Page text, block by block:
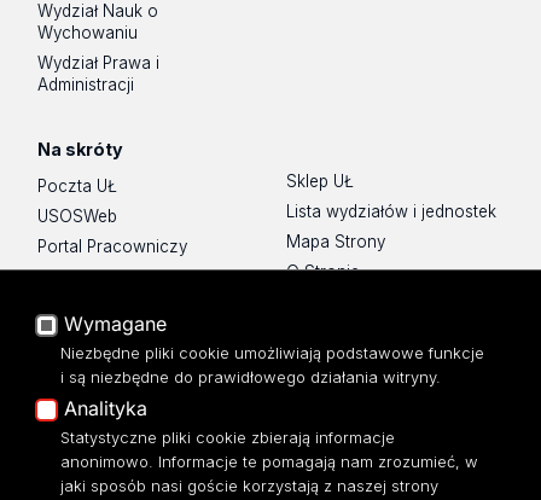
Wydział Nauk o
Wychowaniu
Wydział Prawa i
Administracji
Na skróty
Poczta UŁ
USOSWeb
Portal Pracowniczy
Baza Aktów Własnych
Moodle
Eksperci UŁ
Polityka Prywatności
Dostępność
Sklep UŁ
Lista wydziałów i jednostek
Mapa Strony
O Stronie
Wymagane
Niezbędne pliki cookie umożliwiają podstawowe funkcje
i są niezbędne do prawidłowego działania witryny.
Analityka
Statystyczne pliki cookie zbierają informacje
anonimowo. Informacje te pomagają nam zrozumieć, w
jaki sposób nasi goście korzystają z naszej strony